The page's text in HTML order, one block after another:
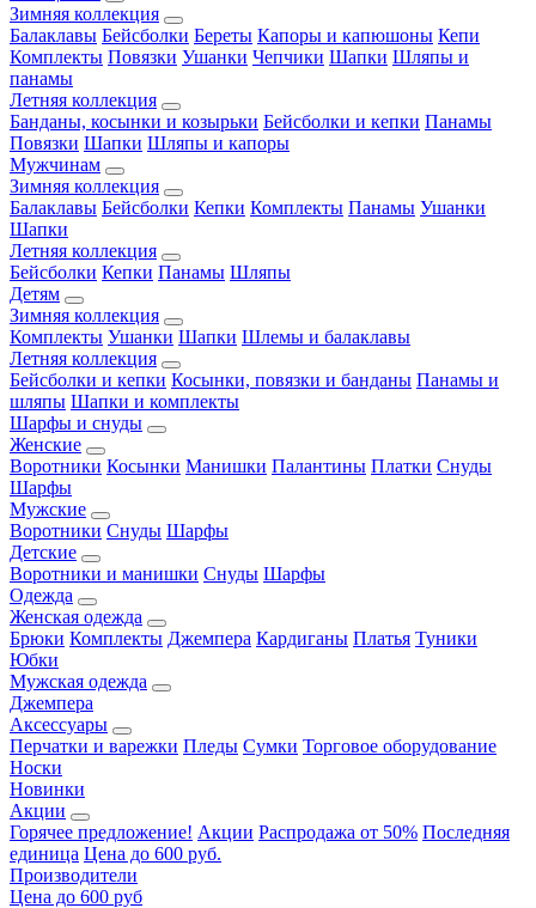
Зимняя коллекция
Балаклавы Бейсболки Береты Капоры и капюшоны Кепи
Комплекты Повязки Ушанки Чепчики Шапки Шляпы и
панамы
Летняя коллекция
Банданы, косынки и козырьки Бейсболки и кепки Панамы
Повязки Шапки Шляпы и капоры
Мужчинам
Зимняя коллекция
Балаклавы Бейсболки Кепки Комплекты Панамы Ушанки
Шапки
Летняя коллекция
Бейсболки Кепки Панамы Шляпы
Детям
Зимняя коллекция
Комплекты Ушанки Шапки Шлемы и балаклавы
Летняя коллекция
Бейсболки и кепки Косынки, повязки и банданы Панамы и
шляпы Шапки и комплекты
Шарфы и снуды
Женские
Воротники Косынки Манишки Палантины Платки Снуды
Шарфы
Мужские
Воротники Снуды Шарфы
Детские
Воротники и манишки Снуды Шарфы
Одежда
Женская одежда
Брюки Комплекты Джемпера Кардиганы Платья Туники
Юбки
Мужская одежда
Джемпера
Аксессуары
Перчатки и варежки Пледы Сумки Торговое оборудование
Носки
Новинки
Акции
Горячее предложение! Акции Распродажа от 50% Последняя
единица Цена до 600 руб.
Производители
Цена до 600 руб